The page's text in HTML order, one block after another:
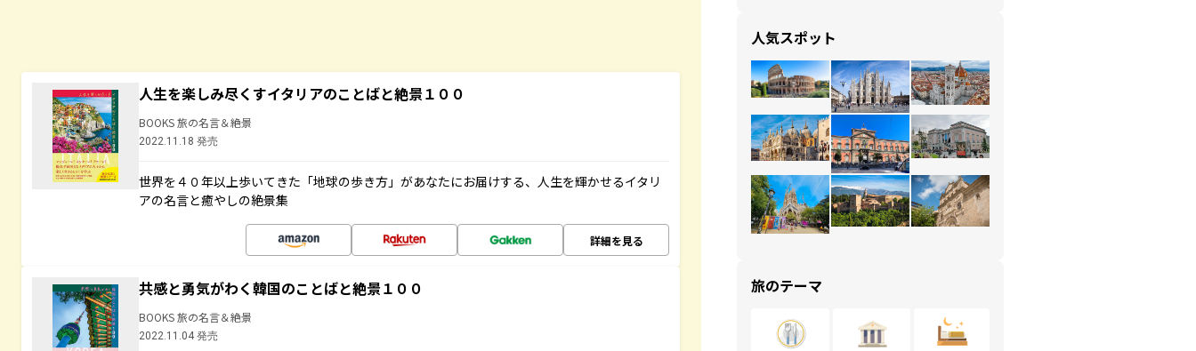
人生を楽しみ尽くすイタリアのことばと絶景１００
BOOKS 旅の名言＆絶景
2022.11.18 発売
世界を４０年以上歩いてきた「地球の歩き方」があなたにお届けする、人生を輝かせるイタリ
アの名言と癒やしの絶景集
詳細を見る
共感と勇気がわく韓国のことばと絶景１００
BOOKS 旅の名言＆絶景
2022.11.04 発売
人気スポット
旅のテーマ